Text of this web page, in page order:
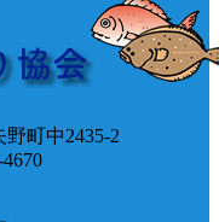
町中2435-2